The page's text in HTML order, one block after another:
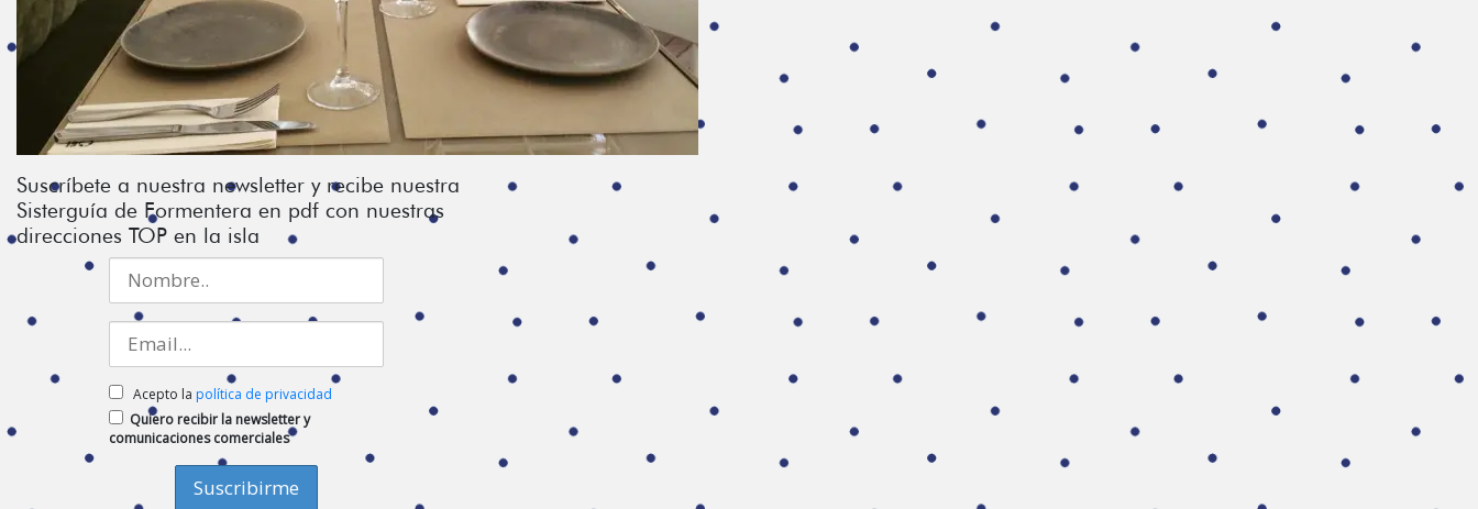
Suscríbete a nuestra newsletter y recibe nuestra
Sisterguía de Formentera en pdf con nuestras
direcciones TOP en la isla
Acepto la política de privacidad
Quiero recibir la newsletter y
comunicaciones comerciales